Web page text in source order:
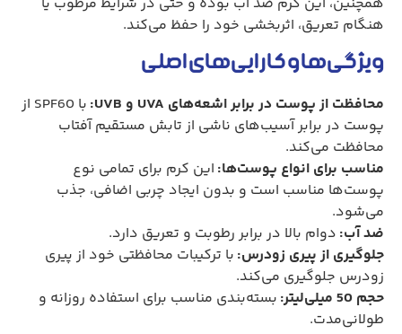
هنگام تعریق، اثربخشی خود را حفظ می‌کند.
ویژگی‌ها و کارایی‌های اصلی
محافظت از پوست در برابر اشعه‌های UVA و UVB:
با SPF60 از
پوست در برابر آسیب‌های ناشی از تابش مستقیم آفتاب
محافظت می‌کند.
مناسب برای انواع پوست‌ها: این کرم برای تمامی نوع
پوست‌ها مناسب است و بدون ایجاد چربی اضافی، جذب
می‌شود.
ضد آب: دوام بالا در برابر رطوبت و تعریق دارد.
جلوگیری از پیری زودرس: با ترکیبات محافظتی خود از پیری
زودرس جلوگیری می‌کند.
حجم 50 میلی‌لیتر:
بسته‌بندی مناسب برای استفاده روزانه و
طولانی‌مدت.